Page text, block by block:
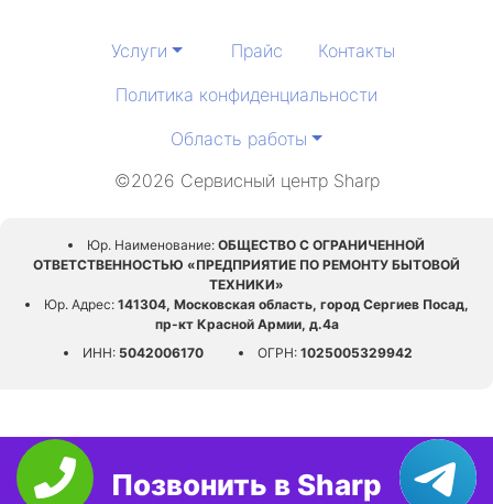
Услуги Прайс
Контакты
Политика конфиденциальности
Область работы
©2026 Сервисный центр Sharp
Юр. Наименование: ОБЩЕСТВО С ОГРАНИЧЕННОЙ
ОТВЕТСТВЕННОСТЬЮ «ПРЕДПРИЯТИЕ ПО РЕМОНТУ БЫТОВОЙ
ТЕХНИКИ»
Юр. Адрес:141304, Московская область, город Сергиев Посад,
пр-кт Красной Армии, д.4а
ИНН:5042006170 ОГРН:1025005329942
Позвонить в Sharp